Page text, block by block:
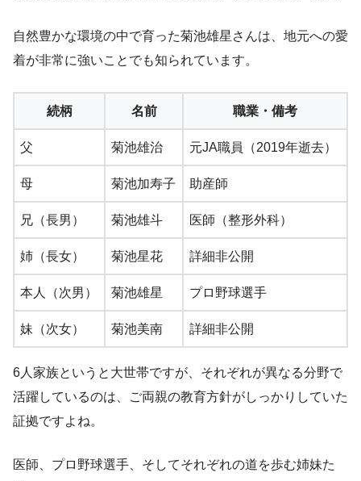
自然豊かな環境の中で育った菊池雄星さんは、地元への愛
着が非常に強いことでも知られています。
続柄 名前 職業・備考
父 菊池雄治 元JA職員（2019年逝去）
母 菊池加寿子 助産師
兄（長男） 菊池雄斗 医師（整形外科）
姉（長女） 菊池星花 詳細非公開
本人（次男） 菊池雄星 プロ野球選手
妹（次女） 菊池美南 詳細非公開
6人家族というと大世帯ですが、それぞれが異なる分野で
活躍しているのは、ご両親の教育方針がしっかりしていた
証拠ですよね。
医師、プロ野球選手、そしてそれぞれの道を歩む姉妹た